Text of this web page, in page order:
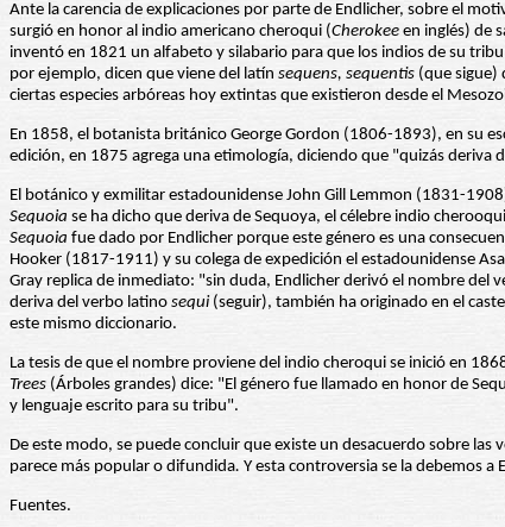
Ante la carencia de explicaciones por parte de Endlicher, sobre el
surgió en honor al indio americano cheroqui (Cherokee en inglés) de
inventó en 1821 un alfabeto y silabario para que los indios de su
por ejemplo, dicen que viene del latín sequens, sequentis (que sigue)
ciertas especies arbóreas hoy extintas que existieron desde el
En 1858, el botanista británico George Gordon (1806-1893), en su
edición, en 1875 agrega una etimología, diciendo que "quizás deriva
El botánico y exmilitar estadounidense John Gill Lemmon (1831-
Sequoia se ha dicho que deriva de Sequoya, el célebre indio
Sequoia fue dado por Endlicher porque este género es una
Hooker (1817-1911) y su colega de expedición el estadounidense
Gray replica de inmediato: "sin duda, Endlicher derivó el nombre del
deriva del verbo latino sequi(seguir), también ha originado en el
este mismo diccionario.
La tesis de que el nombre proviene del indio cheroqui se inició en
Trees (Árboles grandes) dice: "El género fue llamado en honor de
y lenguaje escrito para su tribu".
De este modo, se puede concluir que existe un desacuerdo sobre
parece más popular o difundida. Y esta controversia se la debemos a
Fuentes.